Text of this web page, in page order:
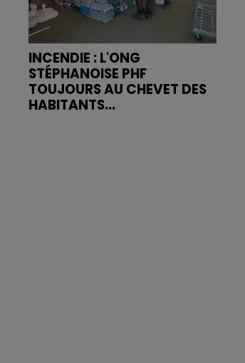
INCENDIE : L'ONG
STÉPHANOISE PHF
TOUJOURS AU CHEVET DES
HABITANTS...